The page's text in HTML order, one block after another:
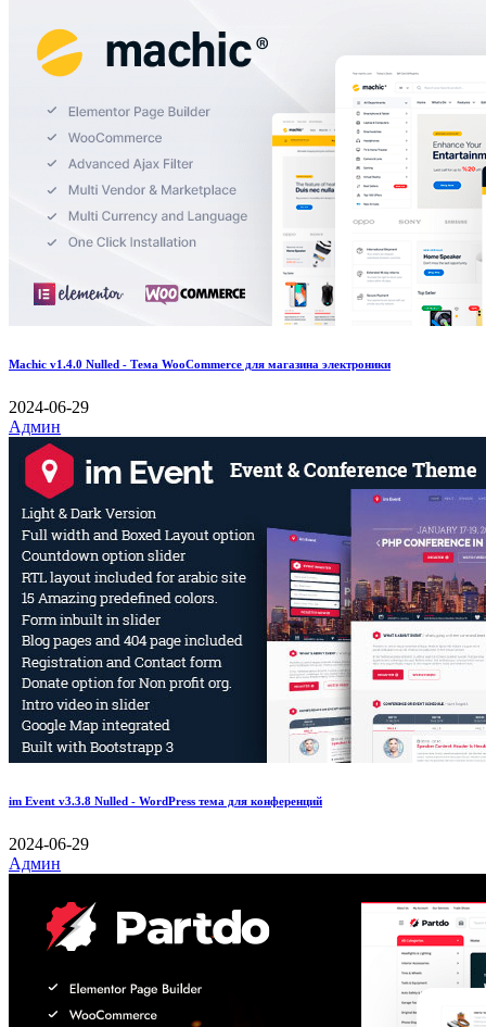
Machic v1.4.0 Nulled - Тема WooCommerce для магазина электроники
2024-06-29
Админ
im Event v3.3.8 Nulled - WordPress тема для конференций
2024-06-29
Админ